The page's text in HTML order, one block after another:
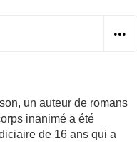
un auteur de romans
inanimé a été
de 16 ans qui a